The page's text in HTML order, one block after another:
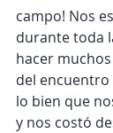
campo! Nos
durante toda
hacer
del
lo bien que
y nos costó